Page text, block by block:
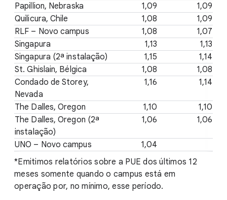
Papillion, Nebraska 1,09
1,09
Quilicura, Chile
1,08
1,09
RLF – Novo campus
1,08
1,07
Singapura
1,13
1,13
Singapura (2ª instalação)
1,15
1,14
St. Ghislain, Bélgica
1,08
1,08
Condado de Storey,
Nevada
1,16 1,14
The Dalles, Oregon 1,10
1,10
The Dalles, Oregon (2ª
instalação)
1,06 1,06
UNO – Novo campus
1,04
*Emitimos relatórios sobre a PUE dos últimos 12
meses somente quando o campus está em
operação por, no mínimo, esse período.